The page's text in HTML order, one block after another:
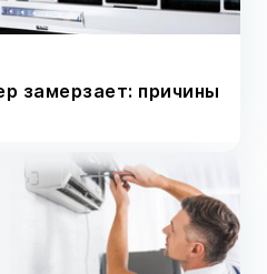
замерзает: причины